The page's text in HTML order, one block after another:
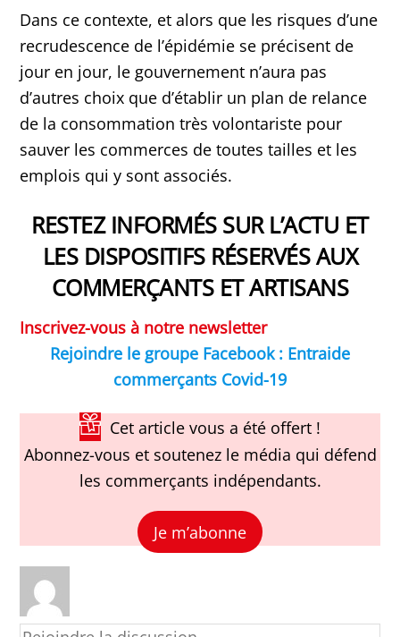
Dans ce contexte, et alors que les risques d’une
recrudescence de l’épidémie se précisent de
jour en jour, le gouvernement n’aura pas
d’autres choix que d’établir un plan de relance
de la consommation très volontariste pour
sauver les commerces de toutes tailles et les
emplois qui y sont associés.
RESTEZ INFORMÉS SUR L’ACTU ET
LES DISPOSITIFS RÉSERVÉS AUX
COMMERÇANTS ET ARTISANS
Inscrivez-vous à notre newsletter
Rejoindre le groupe Facebook : Entraide
commerçants Covid-19
Cet article vous a été offert !
Abonnez-vous et soutenez le média qui défend
les commerçants indépendants.
Je m’abonne